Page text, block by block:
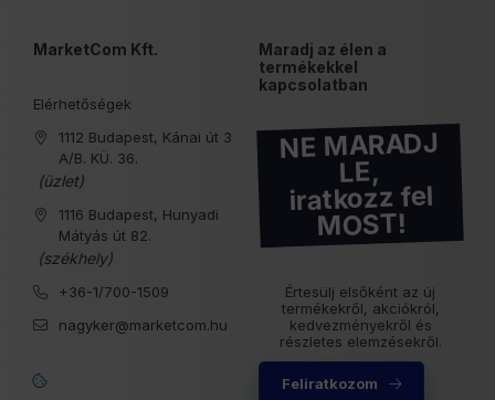
MarketCom Kft.
Elérhetőségek
1112 Budapest, Kánai út 3
A/B. KÜ. 36.
(üzlet)
1116 Budapest, Hunyadi
Mátyás út 82.
(székhely)
+36-1/700-1509
nagyker@marketcom.hu
Maradj az élen a
termékekkel
kapcsolatban
NE MARADJ
LE,
iratkozz fel
MOST!
Értesülj elsőként az új
termékekről, akciókról,
kedvezményekről és
részletes elemzésekről.
Feliratkozom